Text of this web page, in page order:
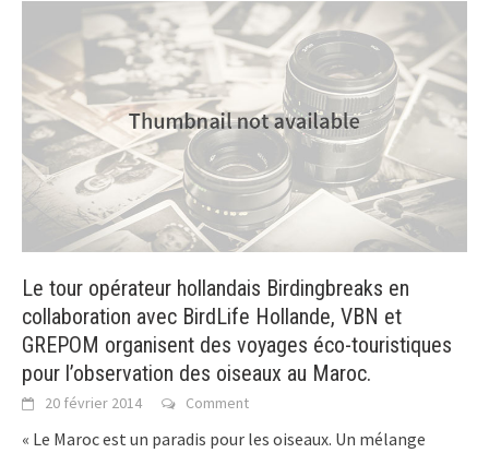
Le tour opérateur hollandais Birdingbreaks en
collaboration avec BirdLife Hollande, VBN et
GREPOM organisent des voyages éco-touristiques
pour l’observation des oiseaux au Maroc.
20 février 2014 Comment
« Le Maroc est un paradis pour les oiseaux. Un mélange